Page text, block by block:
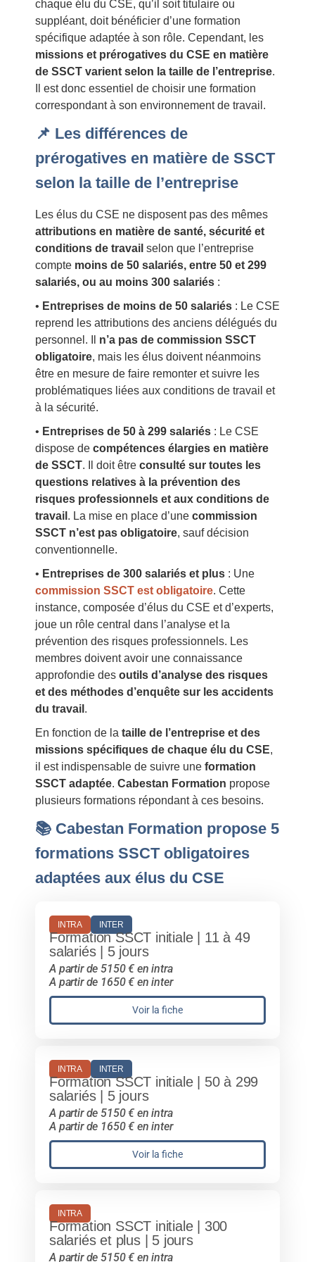
chaque élu du CSE, qu’il soit titulaire ou
suppléant, doit bénéficier d’une formation
spécifique adaptée à son rôle. Cependant, les
missions et prérogatives du CSE en matière
de SSCT varient selon la taille de l’entreprise.
Il est donc essentiel de choisir une formation
correspondant à son environnement de travail.
📌 Les différences de
prérogatives en matière de SSCT
selon la taille de l’entreprise
Les élus du CSE ne disposent pas des mêmes
attributions en matière de santé, sécurité et
conditions de travail selon que l’entreprise
compte moins de 50 salariés, entre 50 et 299
salariés, ou au moins 300 salariés :
• Entreprises de moins de 50 salariés : Le CSE
reprend les attributions des anciens délégués du
personnel. Il n’a pas de commission SSCT
obligatoire, mais les élus doivent néanmoins
être en mesure de faire remonter et suivre les
problématiques liées aux conditions de travail et
à la sécurité.
• Entreprises de 50 à 299 salariés : Le CSE
dispose de compétences élargies en matière
de SSCT. Il doit être consulté sur toutes les
questions relatives à la prévention des
risques professionnels et aux conditions de
travail . La mise en place d’une commission
SSCT n’est pas obligatoire, sauf décision
conventionnelle.
• Entreprises de 300 salariés et plus : Une
commission SSCT est obligatoire. Cette
instance, composée d’élus du CSE et d’experts,
joue un rôle central dans l’analyse et la
prévention des risques professionnels. Les
membres doivent avoir une connaissance
approfondie des outils d’analyse des risques
et des méthodes d’enquête sur les accidents
du travail .
En fonction de la taille de l’entreprise et des
missions spécifiques de chaque élu du CSE,
il est indispensable de suivre une formation
SSCT adaptée. Cabestan Formation propose
plusieurs formations répondant à ces besoins.
📚 Cabestan Formation propose 5
formations SSCT obligatoires
adaptées aux élus du CSE
INTRA INTER
Formation SSCT initiale | 11 à 49
salariés | 5 jours
A partir de 5150 € en intra
A partir de 1650 € en inter
Voir la fiche
INTRA INTER
Formation SSCT initiale | 50 à 299
salariés | 5 jours
A partir de 5150 € en intra
A partir de 1650 € en inter
Voir la fiche
INTRA
Formation SSCT initiale | 300
salariés et plus | 5 jours
A partir de 5150 € en intra